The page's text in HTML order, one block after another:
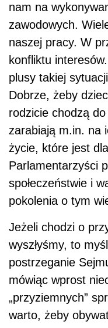
nam na
zawodowych.
naszej pracy. W
konfliktu
plusy takiej
Dobrze, żeby
rodzicie chodzą
zarabiają m.in. na
życie, które jest
Parlamentarzyści
społeczeństwie i
pokolenia o tym
Jeżeli chodzi o
wyszłyśmy, to
postrzeganie
mówiąc wprost
„przyziemnych”
warto, żeby